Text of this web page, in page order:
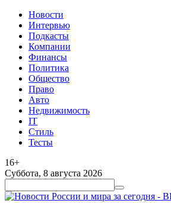
Новости
Интервью
Подкасты
Компании
Финансы
Политика
Общество
Право
Авто
Недвижимость
IT
Стиль
Тесты
16+
Суббота, 8 августа 2026